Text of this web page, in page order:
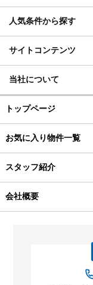
人気条件から探す
サイトコンテンツ
当社について
トップページ
お気に入り物件一覧
スタッフ紹介
会社概要